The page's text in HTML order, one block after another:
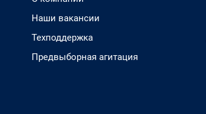
Наши вакансии
Техподдержка
Предвыборная агитация